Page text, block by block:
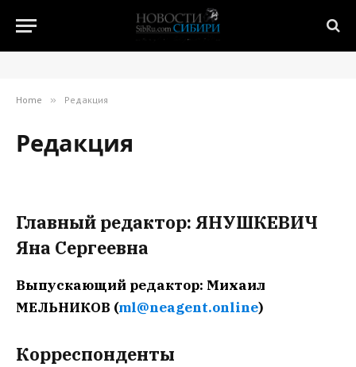
Home » Редакция
Редакция
Главный редактор: ЯНУШКЕВИЧ
Яна Сергеевна
Выпускающий редактор: Михаил
МЕЛЬНИКОВ (ml@neagent.online)
Корреспонденты